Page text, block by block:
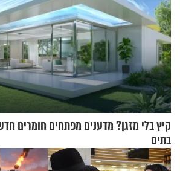
קיץ בלי מזגן? מדענים מפתחים חומרים
בתים